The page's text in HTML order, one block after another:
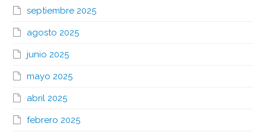
septiembre 2025
agosto 2025
junio 2025
mayo 2025
abril 2025
febrero 2025